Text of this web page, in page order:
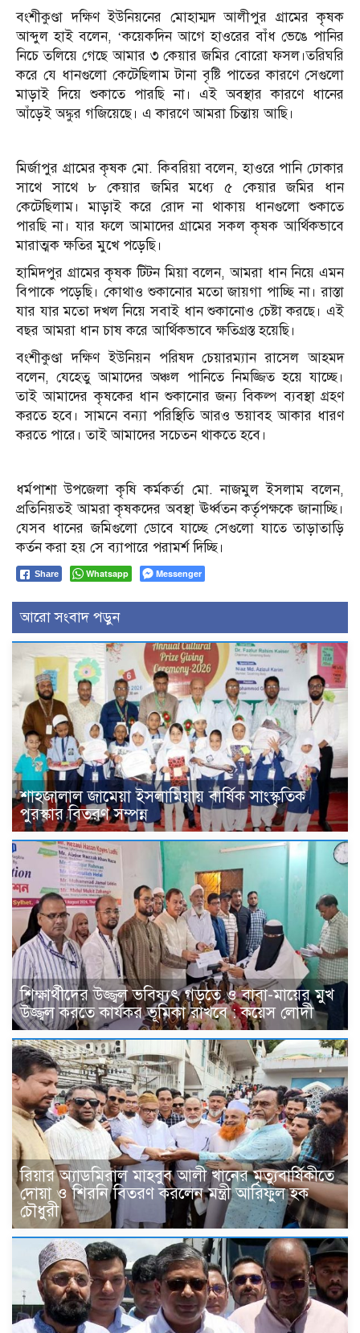
বংশীকুণ্ডা দক্ষিণ ইউনিয়নের মোহাম্মদ আলীপুর গ্রামের কৃষক
আব্দুল হাই বলেন, ‘কয়েকদিন আগে হাওরের বাঁধ ভেঙে পানির
নিচে তলিয়ে গেছে আমার ৩ কেয়ার জমির বোরো ফসল।তরিঘরি
করে যে ধানগুলো কেটেছিলাম টানা বৃষ্টি পাতের কারণে সেগুলো
মাড়াই দিয়ে শুকাতে পারছি না। এই অবস্থার কারণে ধানের
আঁড়েই অঙ্কুর গজিয়েছে। এ কারণে আমরা চিন্তায় আছি।
মির্জাপুর গ্রামের কৃষক মো. কিবরিয়া বলেন, হাওরে পানি ঢোকার
সাথে সাথে ৮ কেয়ার জমির মধ্যে ৫ কেয়ার জমির ধান
কেটেছিলাম। মাড়াই করে রোদ না থাকায় ধানগুলো শুকাতে
পারছি না। যার ফলে আমাদের গ্রামের সকল কৃষক আর্থিকভাবে
মারাত্মক ক্ষতির মুখে পড়েছি।
হামিদপুর গ্রামের কৃষক টিটন মিয়া বলেন, আমরা ধান নিয়ে এমন
বিপাকে পড়েছি। কোথাও শুকানোর মতো জায়গা পাচ্ছি না। রাস্তা
যার যার মতো দখল নিয়ে সবাই ধান শুকানোও চেষ্টা করছে। এই
বছর আমরা ধান চাষ করে আর্থিকভাবে ক্ষতিগ্রস্ত হয়েছি।
বংশীকুণ্ডা দক্ষিণ ইউনিয়ন পরিষদ চেয়ারম্যান রাসেল আহমদ
বলেন, যেহেতু আমাদের অঞ্চল পানিতে নিমজ্জিত হয়ে যাচ্ছে।
তাই আমাদের কৃষকের ধান শুকানোর জন্য বিকল্প ব্যবস্থা গ্রহণ
করতে হবে। সামনে বন্যা পরিস্থিতি আরও ভয়াবহ আকার ধারণ
করতে পারে। তাই আমাদের সচেতন থাকতে হবে।
ধর্মপাশা উপজেলা কৃষি কর্মকর্তা মো. নাজমুল ইসলাম বলেন,
প্রতিনিয়তই আমরা কৃষকদের অবস্থা ঊর্ধ্বতন কর্তৃপক্ষকে জানাচ্ছি।
যেসব ধানের জমিগুলো ডোবে যাচ্ছে সেগুলো যাতে তাড়াতাড়ি
কর্তন করা হয় সে ব্যাপারে পরামর্শ দিচ্ছি।
Share Whatsapp Messenger
আরো সংবাদ পড়ুন
শাহজালাল জামেয়া ইসলামিয়ায় বার্ষিক সাংস্কৃতিক
পুরস্কার বিতরণ সম্পন্ন
শিক্ষার্থীদের উজ্জ্বল ভবিষ্যৎ গড়তে ও বাবা-মায়ের মুখ
উজ্জ্বল করতে কার্যকর ভূমিকা রাখবে : কয়েস লোদী
রিয়ার অ্যাডমিরাল মাহবুব আলী খানের মৃত্যুবার্ষিকীতে
দোয়া ও শিরনি বিতরণ করলেন মন্ত্রী আরিফুল হক
চৌধুরী